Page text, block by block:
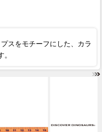
スをモチーフにした、カラ